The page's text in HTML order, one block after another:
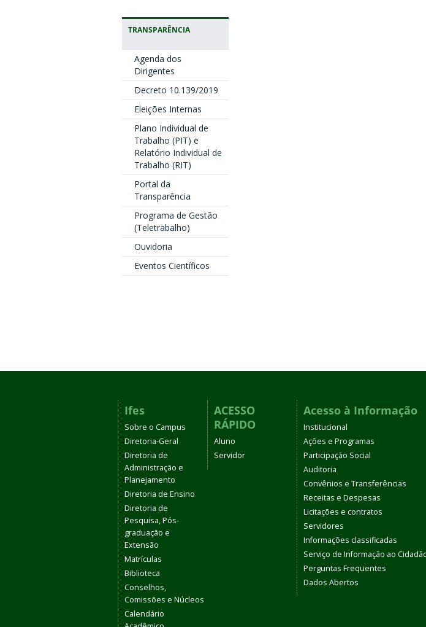
TRANSPARÊNCIA
Agenda dos
Dirigentes
Decreto 10.139/2019
Eleições Internas
Plano Individual de
Trabalho (PIT) e
Relatório Individual de
Trabalho (RIT)
Portal da
Transparência
Programa de Gestão
(Teletrabalho)
Ouvidoria
Eventos Científicos
Ifes
Sobre o Campus
Diretoria-Geral
Diretoria de
Administração e
Planejamento
Diretoria de Ensino
Diretoria de
Pesquisa, Pós-
graduação e
Extensão
Matrículas
Biblioteca
Conselhos,
Comissões e Núcleos
Calendário
ACESSO
RÁPIDO
Aluno
Servidor
Acesso à Informação
Institucional
Ações e Programas
Participação Social
Auditoria
Convênios e Transferências
Receitas e Despesas
Licitações e contratos
Servidores
Informações classificadas
Serviço de Informação ao
Perguntas Frequentes
Dados Abertos